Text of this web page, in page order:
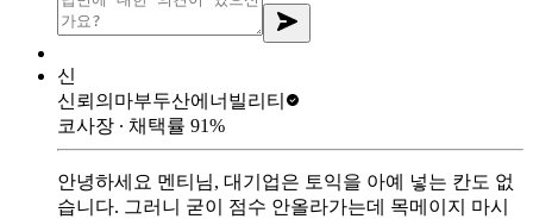
신
신뢰의마부두산에너빌리티
코사장 ∙ 채택률 91%
안녕하세요 멘티님, 대기업은 토익을 아예 넣는 칸도 없
습니다. 그러니 굳이 점수 안올라가는데 목메이지 마시